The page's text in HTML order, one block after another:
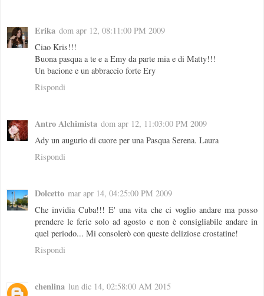
Erika dom apr 12, 08:11:00 PM 2009
Ciao Kris!!!
Buona pasqua a te e a Emy da parte mia e di Matty!!!
Un bacione e un abbraccio forte Ery
Rispondi
Antro Alchimista dom apr 12, 11:03:00 PM 2009
Ady un augurio di cuore per una Pasqua Serena. Laura
Rispondi
Dolcetto mar apr 14, 04:25:00 PM 2009
Che invidia Cuba!!! E' una vita che ci voglio andare ma posso
prendere le ferie solo ad agosto e non è consigliabile andare in
quel periodo... Mi consolerò con queste deliziose crostatine!
Rispondi
chenlina lun dic 14, 02:58:00 AM 2015